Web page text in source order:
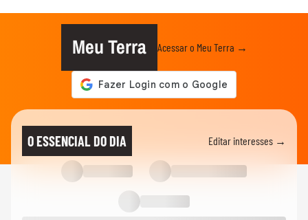
Meu Terra Acessar o Meu Terra →
O ESSENCIAL DO DIA Editar interesses →